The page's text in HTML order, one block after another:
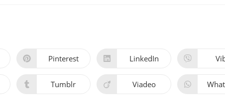
Öffnet
neuen
Fenster
Pinterest Öffnet
neuen
Fenster
LinkedIn
Öffnet
Tumblr Öffnet
Viadeo